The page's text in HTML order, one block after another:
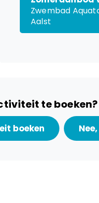
Zwembad
Aalst
te boeken?